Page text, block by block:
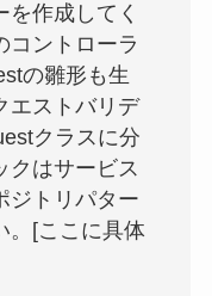
作成してく
コントローラ
の雛形も生
エストバリデ
クラスに分
クはサービス
ジトリパター
。[ここに具体